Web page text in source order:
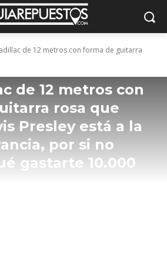
de 12 metros con forma de guitarra
de 12 metros con
rosa que
Presley está a la
por si no
gastarte 10.000